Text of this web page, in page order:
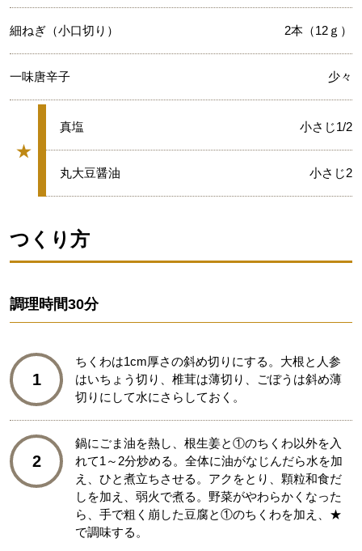
細ねぎ（小口切り） 2本（12ｇ）
一味唐辛子 少々
★
グループ
★
真塩 小さじ1/2
★
丸大豆醤油 小さじ2
つくり方
調理時間30分
1
ちくわは1cm厚さの斜め切りにする。大根と人参
はいちょう切り、椎茸は薄切り、ごぼうは斜め薄
切りにして水にさらしておく。
2
鍋にごま油を熱し、根生姜と①のちくわ以外を入
れて1～2分炒める。全体に油がなじんだら水を加
え、ひと煮立ちさせる。アクをとり、顆粒和食だ
しを加え、弱火で煮る。野菜がやわらかくなった
ら、手で粗く崩した豆腐と①のちくわを加え、★
で調味する。